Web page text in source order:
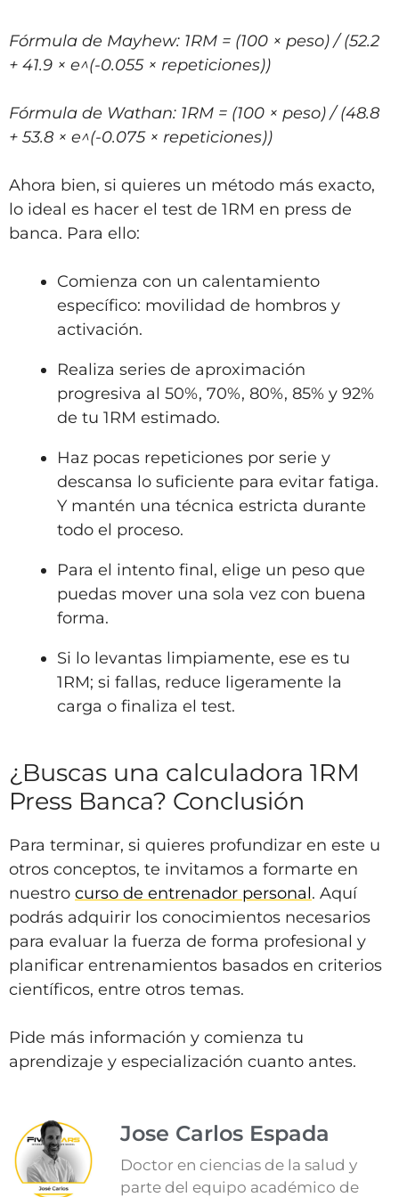
Fórmula de Mayhew: 1RM = (100 × peso) / (52.2
+ 41.9 × e^(-0.055 × repeticiones))
Fórmula de Wathan: 1RM = (100 × peso) / (48.8
+ 53.8 × e^(-0.075 × repeticiones))
Ahora bien, si quieres un método más exacto,
lo ideal es hacer el test de 1RM en press de
banca. Para ello:
Comienza con un calentamiento
específico: movilidad de hombros y
activación.
Realiza series de aproximación
progresiva al 50%, 70%, 80%, 85% y 92%
de tu 1RM estimado.
Haz pocas repeticiones por serie y
descansa lo suficiente para evitar fatiga.
Y mantén una técnica estricta durante
todo el proceso.
Para el intento final, elige un peso que
puedas mover una sola vez con buena
forma.
Si lo levantas limpiamente, ese es tu
1RM; si fallas, reduce ligeramente la
carga o finaliza el test.
¿Buscas una calculadora 1RM
Press Banca? Conclusión
Para terminar, si quieres profundizar en este u
otros conceptos, te invitamos a formarte en
nuestro curso de entrenador personal. Aquí
podrás adquirir los conocimientos necesarios
para evaluar la fuerza de forma profesional y
planificar entrenamientos basados en criterios
científicos, entre otros temas.
Pide más información y comienza tu
aprendizaje y especialización cuanto antes.
Jose Carlos Espada
Doctor en ciencias de la salud y
parte del equipo académico de